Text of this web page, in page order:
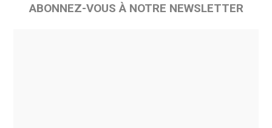
ABONNEZ-VOUS À NOTRE NEWSLETTER